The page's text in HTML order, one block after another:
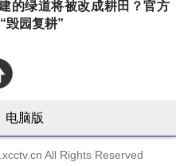
的绿道将被改成耕田？官方
毁园复耕”
电脑版
All Rights Reserved